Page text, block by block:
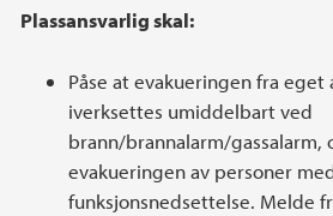
Plassansvarlig skal:
Påse at evakueringen fra eget
iverksettes umiddelbart ved
brann/brannalarm/gassalarm,
evakueringen av personer
funksjonsnedsettelse. Melde